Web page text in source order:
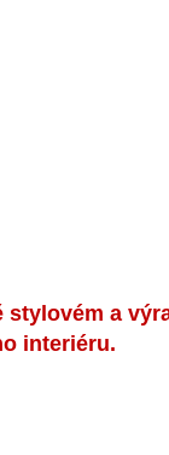
a
interiéru.